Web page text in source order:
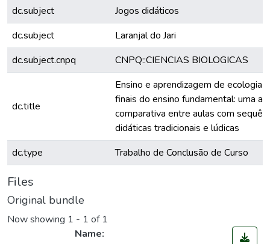
dc.subject
Jogos didáticos
dc.subject
Laranjal do Jari
dc.subject.cnpq
CNPQ::CIENCIAS BIOLOGICAS
dc.title
Ensino e aprendizagem de ecologia
finais do ensino fundamental: uma
comparativa entre aulas com
didáticas tradicionais e lúdicas
dc.type
Trabalho de Conclusão de Curso
Files
Original bundle
Now showing 1 - 1 of 1
Name: